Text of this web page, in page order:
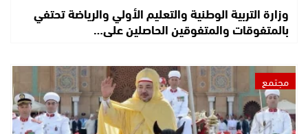
وزارة التربية الوطنية والتعليم الأولي والرياضة تحتفي
بالمتفوقات والمتفوقين الحاصلين على…
مجتمع